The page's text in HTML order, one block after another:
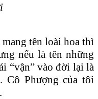
tên loài hoa thì
nếu là tên những
“vận” vào đời lại là
Cô Phượng của tôi